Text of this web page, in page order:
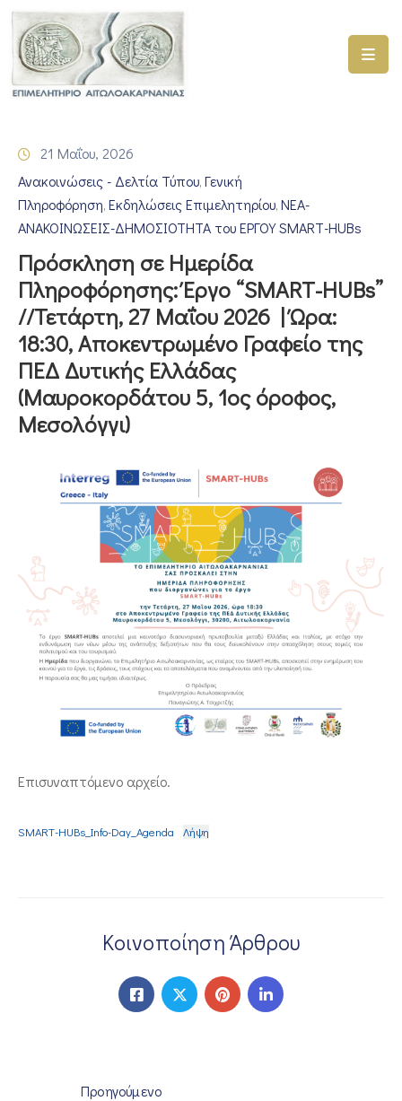
ΑΡΧΙΚΗ
ΓΕΜΗ
–
ΥΜΣ
ΕΠΙΜΕΛΗΤΗΡΙΟΥ
ΣΥΜΜΕΤΟΧΗ
ΣΕ
ΕΤΑΙΡΕΙΕΣ
ΕΠΙΚΑΙΡΟΤΗΤΑ
ΕΠΙΚΟΙΝΩΝΙΑ
21 Μαΐου, 2026
Ανακοινώσεις - Δελτία Τύπου‚ Γενική
Πληροφόρηση‚ Εκδηλώσεις Επιμελητηρίου‚ ΝΕΑ-
ΑΝΑΚΟΙΝΩΣΕΙΣ-ΔΗΜΟΣΙΟΤΗΤΑ του ΕΡΓΟΥ SMART-HUBs
Πρόσκληση σε Ημερίδα
Πληροφόρησης: Έργο “SMART-HUBs”
//Τετάρτη, 27 Μαΐου 2026 | Ώρα:
18:30, Αποκεντρωμένο Γραφείο της
ΠΕΔ Δυτικής Ελλάδας
(Μαυροκορδάτου 5, 1ος όροφος,
Μεσολόγγι)
Επισυναπτόμενο αρχείο.
SMART-HUBs_Info-Day_Agenda Λήψη
Κοινοποίηση Άρθρου
Προηγούμενο